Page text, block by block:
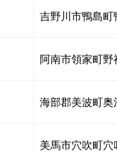
吉野川市鴨島町
阿南市領家町野
海部郡美波町奥
美馬市穴吹町